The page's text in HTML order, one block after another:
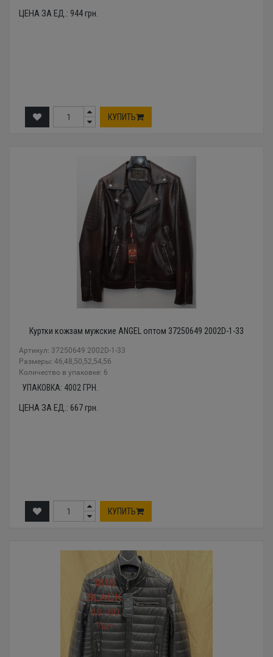
ЦЕНА ЗА ЕД.: 944грн.
КУПИТЬ
Куртки кожзам мужские ANGEL оптом 37250649 2002D-1-33
Артикул: 37250649 2002D-1-33
Размеры: 46,48,50,52,54,56
Количество в упаковке: 6
УПАКОВКА: 4002 ГРН.
ЦЕНА ЗА ЕД.: 667грн.
КУПИТЬ